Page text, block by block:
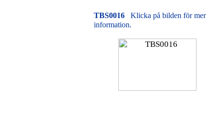
TBS0016
Klicka på bilden för mer
information.